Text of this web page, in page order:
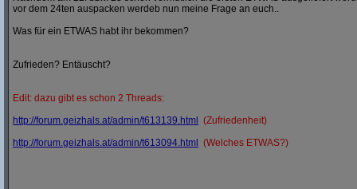
vor dem 24ten auspacken werdeb nun meine Frage an euch..
Was für ein ETWAS habt ihr bekommen?
Zufrieden? Entäuscht?
Edit: dazu gibt es schon 2 Threads:
http://forum.geizhals.at/admin/t613139.html
(Zufriedenheit)
http://forum.geizhals.at/admin/t613094.html (Welches ETWAS?)